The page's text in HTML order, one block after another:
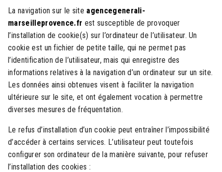
La navigation sur le site agencegenerali-
marseilleprovence.fr est susceptible de provoquer
l’installation de cookie(s) sur l’ordinateur de l’utilisateur. Un
cookie est un fichier de petite taille, qui ne permet pas
l’identification de l’utilisateur, mais qui enregistre des
informations relatives à la navigation d’un ordinateur sur un site.
Les données ainsi obtenues visent à faciliter la navigation
ultérieure sur le site, et ont également vocation à permettre
diverses mesures de fréquentation.
Le refus d’installation d’un cookie peut entraîner l’impossibilité
d’accéder à certains services. L’utilisateur peut toutefois
configurer son ordinateur de la manière suivante, pour refuser
l’installation des cookies :